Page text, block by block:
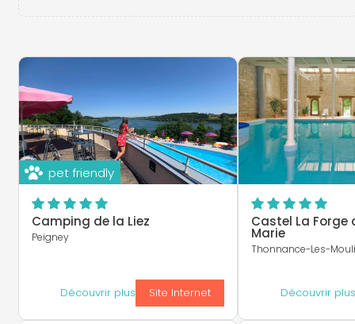
pet friendly
Camping de la Liez
Peigney
Découvrir plus Site Internet
Castel La Forge
Marie
Thonnance-Les-
Découvrir plus